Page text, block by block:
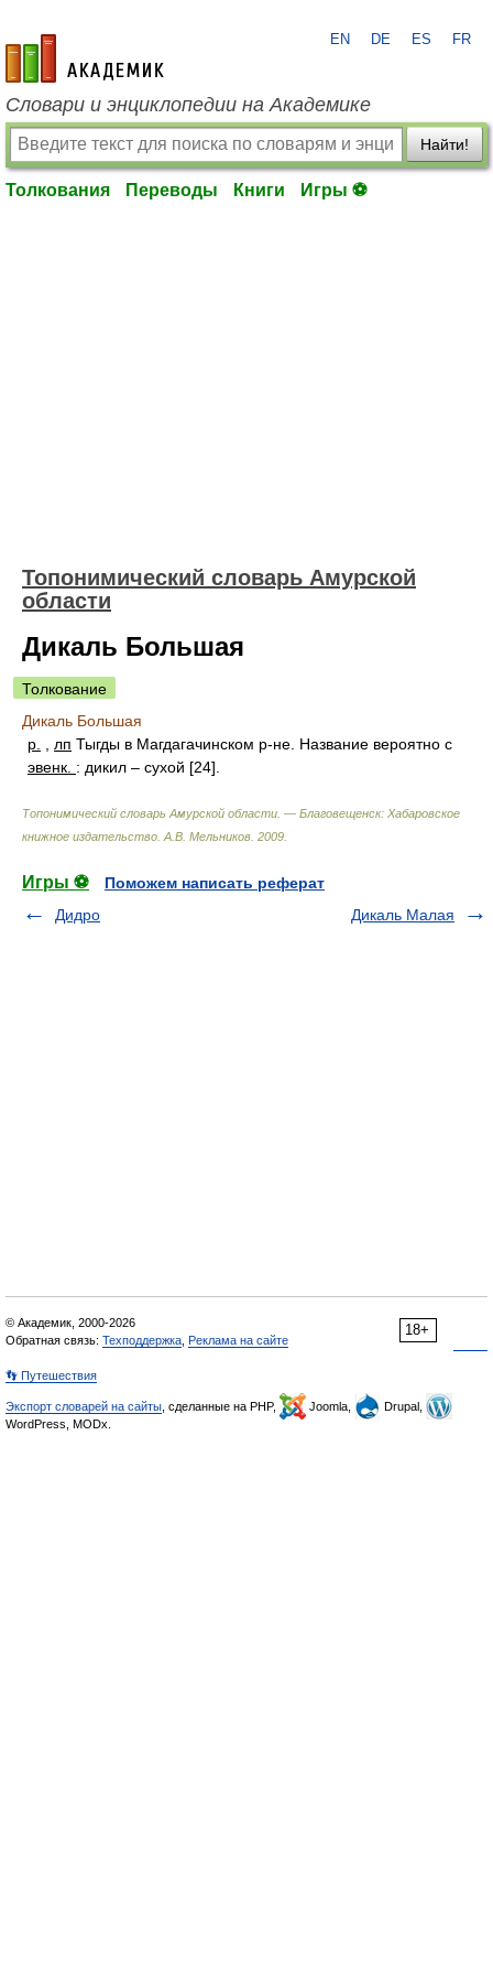
academic.ru
EN DE ES FR
Словари и энциклопедии на Академике
Найти!
Толкования Переводы Книги Игры ⚽
Топонимический словарь Амурской
области
Дикаль Большая
Толкование
Дикаль Большая
р.
лп Тыгды в Магдагачинском р-не. Название вероятно с
эвенк. : дикил – сухой [24].
Топонимический словарь Амурской области. — Благовещенск: Хабаровское
книжное издательство А.В. Мельников 2009
Игры ⚽
Поможем написать реферат
Дидро
Дикаль Малая
18+
© Академик, 2000-2026
Обратная связь: Техподдержка Реклама на сайте
👣 Путешествия
Экспорт словарей на сайты , сделанные на PHP, Joomla,
Drupal,
WordPress, MODx.